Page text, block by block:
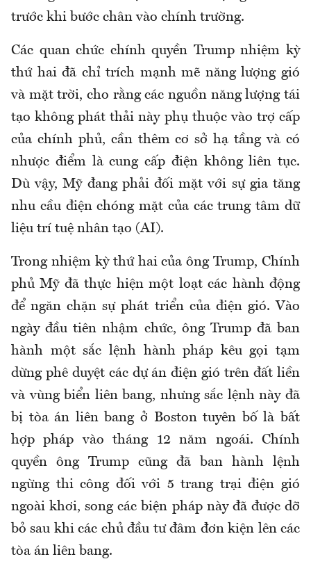
trước khi bước chân vào chính trường.
Các quan chức chính quyền Trump nhiệm kỳ
thứ hai đã chỉ trích mạnh mẽ năng lượng gió
và mặt trời, cho rằng các nguồn năng lượng tái
tạo không phát thải này phụ thuộc vào trợ cấp
của chính phủ, cần thêm cơ sở hạ tầng và có
nhược điểm là cung cấp điện không liên tục.
Dù vậy, Mỹ đang phải đối mặt với sự gia tăng
nhu cầu điện chóng mặt của các trung tâm dữ
liệu trí tuệ nhân tạo (AI).
Trong nhiệm kỳ thứ hai của ông Trump, Chính
phủ Mỹ đã thực hiện một loạt các hành động
để ngăn chặn sự phát triển của điện gió. Vào
ngày đầu tiên nhậm chức, ông Trump đã ban
hành một sắc lệnh hành pháp kêu gọi tạm
dừng phê duyệt các dự án điện gió trên đất liền
và vùng biển liên bang, nhưng sắc lệnh này đã
bị tòa án liên bang ở Boston tuyên bố là bất
hợp pháp vào tháng 12 năm ngoái. Chính
quyền ông Trump cũng đã ban hành lệnh
ngừng thi công đối với 5 trang trại điện gió
ngoài khơi, song các biện pháp này đã được dỡ
bỏ sau khi các chủ đầu tư đâm đơn kiện lên các
tòa án liên bang.